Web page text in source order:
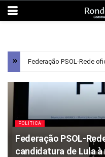
POLÍTICA
Federação PSOL-
candidatura de Lula à